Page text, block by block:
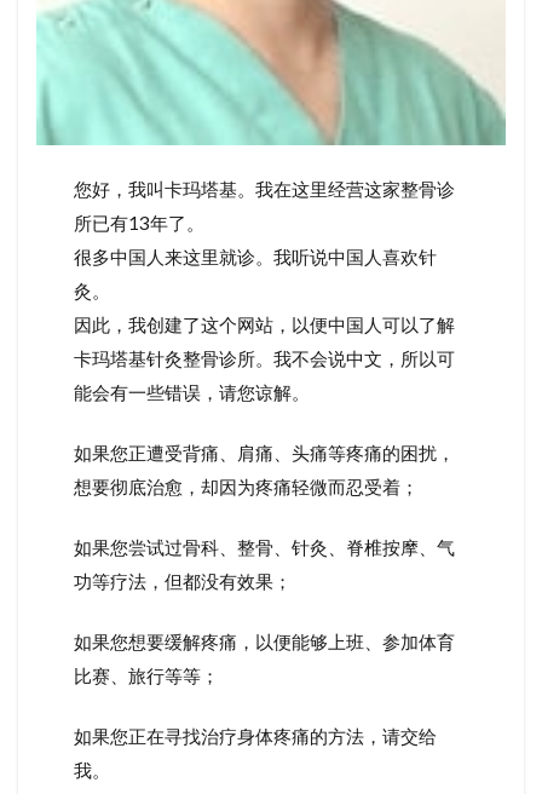
您好，我叫卡玛塔基。我在这里经营这家整骨诊
所已有13年了。
很多中国人来这里就诊。我听说中国人喜欢针
灸。
因此，我创建了这个网站，以便中国人可以了解
卡玛塔基针灸整骨诊所。我不会说中文，所以可
能会有一些错误，请您谅解。
如果您正遭受背痛、肩痛、头痛等疼痛的困扰，
想要彻底治愈，却因为疼痛轻微而忍受着；
如果您尝试过骨科、整骨、针灸、脊椎按摩、气
功等疗法，但都没有效果；
如果您想要缓解疼痛，以便能够上班、参加体育
比赛、旅行等等；
如果您正在寻找治疗身体疼痛的方法，请交给
我。